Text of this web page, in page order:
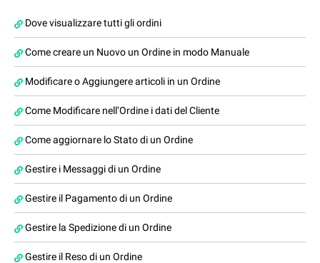
Dove visualizzare tutti gli ordini
Come creare un Nuovo un Ordine in modo Manuale
Modificare o Aggiungere articoli in un Ordine
Come Modificare nell’Ordine i dati del Cliente
Come aggiornare lo Stato di un Ordine
Gestire i Messaggi di un Ordine
Gestire il Pagamento di un Ordine
Gestire la Spedizione di un Ordine
Gestire il Reso di un Ordine